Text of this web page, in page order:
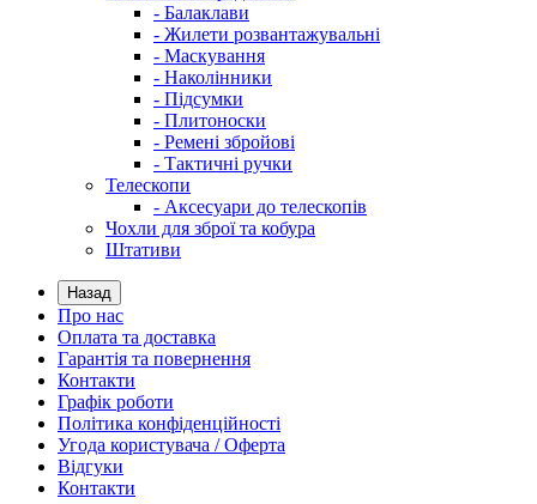
- Балаклави
- Жилети розвантажувальні
- Маскування
- Наколінники
- Підсумки
- Плитоноски
- Ремені збройові
- Тактичні ручки
Телескопи
- Аксесуари до телескопів
Чохли для зброї та кобура
Штативи
Назад
Про нас
Оплата та доставка
Гарантія та повернення
Контакти
Графік роботи
Політика конфіденційності
Угода користувача / Оферта
Відгуки
Контакти